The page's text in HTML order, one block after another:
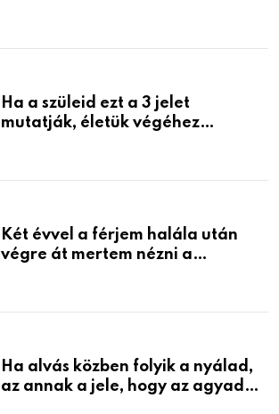
Ha a szüleid ezt a 3 jelet
mutatják, életük végéhez
Két évvel a férjem halála után
végre át mertem nézni a
életemet
Ha alvás közben folyik a nyálad,
az annak a jele, hogy az agyad…